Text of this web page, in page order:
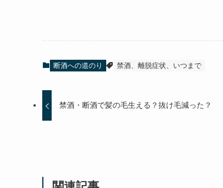
断酒への道のり 禁酒、離脱症状、いつまで
禁酒・断酒で髪の毛生える？抜け毛減った？